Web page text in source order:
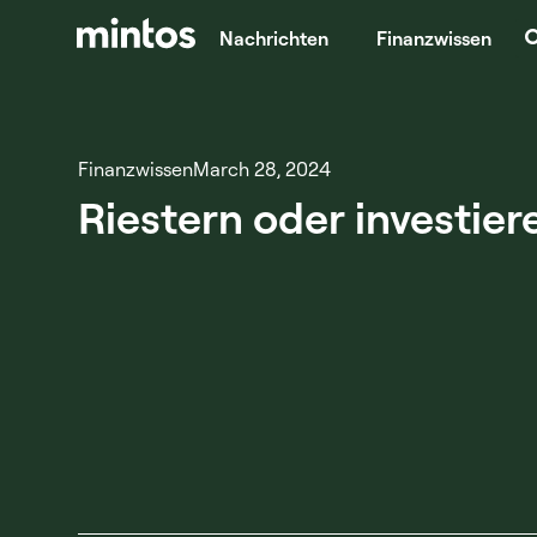
Nachrichten Finanzwissen
FinanzwissenMarch 28, 2024
Riestern oder